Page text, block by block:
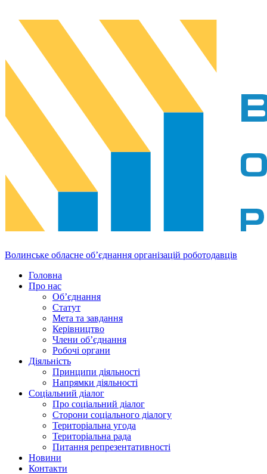
Волинське обласне об’єднання організацій роботодавців
Головна
Про нас
Об’єднання
Статут
Мета та завдання
Керівництво
Члени об’єднання
Робочі органи
Діяльність
Принципи діяльності
Напрямки діяльності
Соціальний діалог
Про соціальний діалог
Сторони соціального діалогу
Територіальна угода
Територіальна рада
Питання репрезентативності
Новини
Контакти